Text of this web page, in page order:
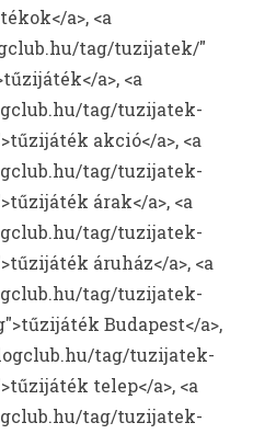
a>, <a
tag/tuzijatek/"
a>, <a
tag/tuzijatek-
akció</a>, <a
tag/tuzijatek-
árak</a>, <a
tag/tuzijatek-
áruház</a>, <a
tag/tuzijatek-
Budapest</a>,
tag/tuzijatek-
telep</a>, <a
tag/tuzijatek-